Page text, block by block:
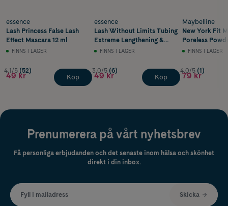
essence
Lash Princess False Lash
Effect Mascara 12 ml
FINNS I LAGER
4.1/5 (52)
49 kr Köp
essence
Lash Without Limits Tubing
Extreme Lengthening &
Volume Mascara 04 13 ml
FINNS I LAGER
3.0/5 (6)
49 kr Köp
Maybelline
New York Fit
Poreless
Natural Ivory
FINNS I LAGER
4.0/5 (1)
79 kr
Prenumerera på vårt nyhetsbrev
Få personliga erbjudanden och det senaste inom hälsa och skönhet
direkt i din inbox.
Fyll i mailadress Skicka